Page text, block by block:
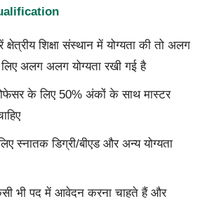
शिक्षा संस्थान में योग्यता की तो अलग
अलग अलग योग्यता रखी गई है
के लिए 50% अंकों के साथ मास्टर
स्नातक डिग्री/बीएड और अन्य योग्यता
भी पद में आवेदन करना चाहते हैं और